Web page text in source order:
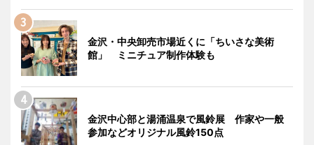
金沢・中央卸売市場近くに「ちいさな美術
館」 ミニチュア制作体験も
金沢中心部と湯涌温泉で風鈴展 作家や一般
参加などオリジナル風鈴150点